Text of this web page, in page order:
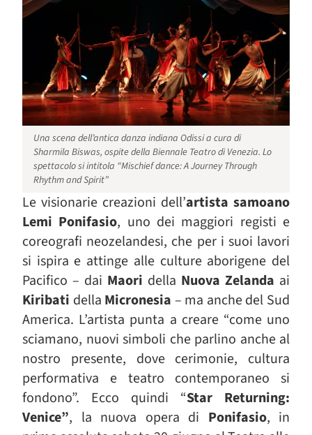
Una scena dell’antica danza indiana Odissi a cura di
Sharmila Biswas, ospite della Biennale Teatro di Venezia. Lo
spettacolo si intitola “Mischief dance: A Journey Through
Rhythm and Spirit”
Le visionarie creazioni dell’artista samoano
Lemi Ponifasio, uno dei maggiori registi e
coreografi neozelandesi, che per i suoi lavori
si ispira e attinge alle culture aborigene del
Pacifico – dai Maori della Nuova Zelanda ai
Kiribati della Micronesia – ma anche del Sud
America. L’artista punta a creare “come uno
sciamano, nuovi simboli che parlino anche al
nostro presente, dove cerimonie, cultura
performativa e teatro contemporaneo si
fondono”. Ecco quindi “Star Returning:
Venice”, la nuova opera di Ponifasio, in